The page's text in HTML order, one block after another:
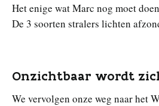
Het enige wat Marc nog moet
De 3 soorten stralers lichten
Onzichtbaar wordt
We vervolgen onze weg naar het